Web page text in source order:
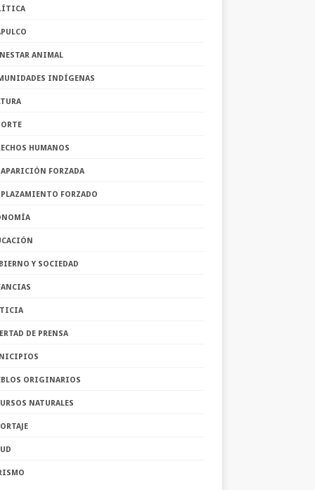
ANIMAL
INDÍGENAS
HUMANOS
FORZADA
FORZADO
Y SOCIEDAD
DE PRENSA
ORIGINARIOS
NATURALES